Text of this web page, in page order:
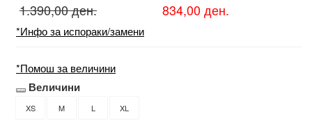
1.390,00 ден. 834,00 ден.
*Инфо за испораки/замени
*Помош за величини
Величини
XS M L XL